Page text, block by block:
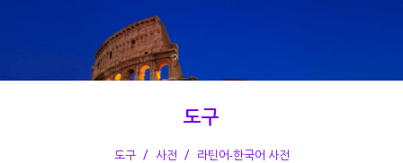
도구
도구 사전 라틴어-한국어 사전